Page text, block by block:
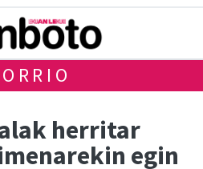
herritar
egin